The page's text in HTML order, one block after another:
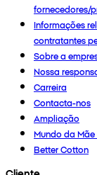
fornecedores/
Informações
contratantes
Sobre a
Nossa
Carreira
Contacta-nos
Ampliação
Mundo da
Better Cotton